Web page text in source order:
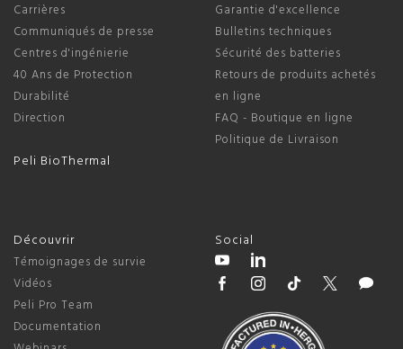
Carrières
Communiqués de presse
Centres d'ingénierie
40 Ans de Protection
Durabilité
Direction
Peli BioThermal
Garantie d'excellence
Bulletins techniques
Sécurité des batteries
Retours de produits achetés
en ligne
FAQ - Boutique en ligne
Politique de Livraison
Découvrir
Témoignages de survie
Vidéos
Peli Pro Team
Documentation
Social